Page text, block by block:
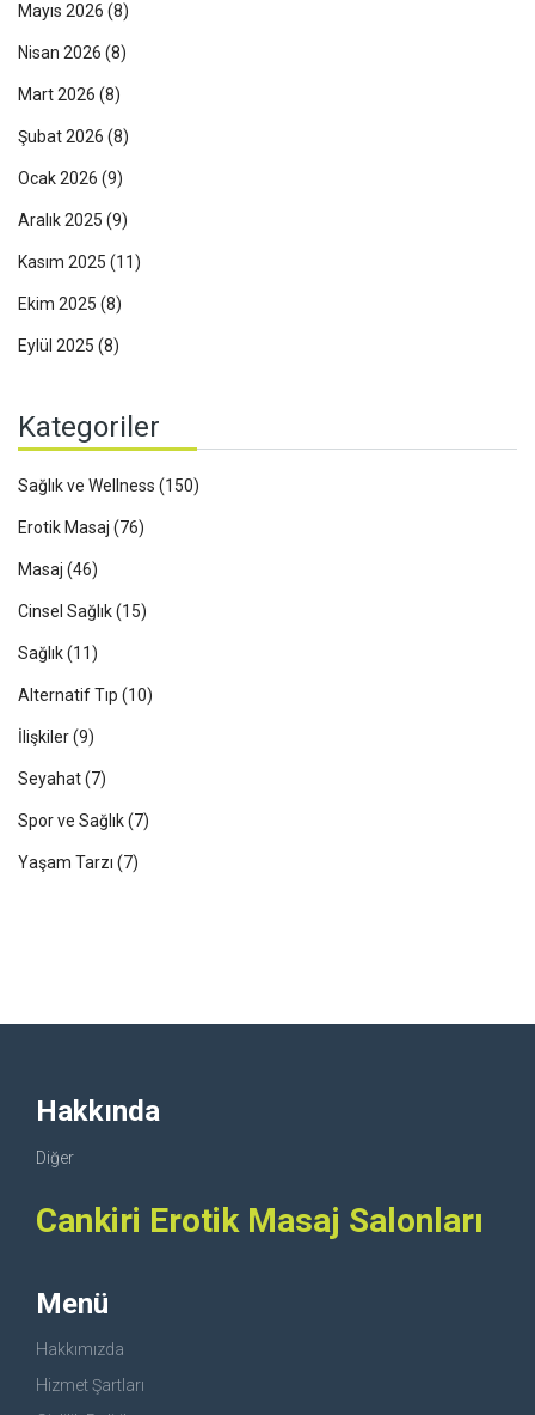
Mayıs 2026 (8)
Nisan 2026 (8)
Mart 2026 (8)
Şubat 2026 (8)
Ocak 2026 (9)
Aralık 2025 (9)
Kasım 2025 (11)
Ekim 2025 (8)
Eylül 2025 (8)
Kategoriler
Sağlık ve Wellness (150)
Erotik Masaj (76)
Masaj (46)
Cinsel Sağlık(15)
Sağlık(11)
Alternatif Tıp (10)
İlişkiler(9)
Seyahat(7)
Spor ve Sağlık(7)
Yaşam Tarzı (7)
Hakkında
Diğer
Cankiri Erotik Masaj Salonları
Menü
Hakkımızda
Hizmet Şartları